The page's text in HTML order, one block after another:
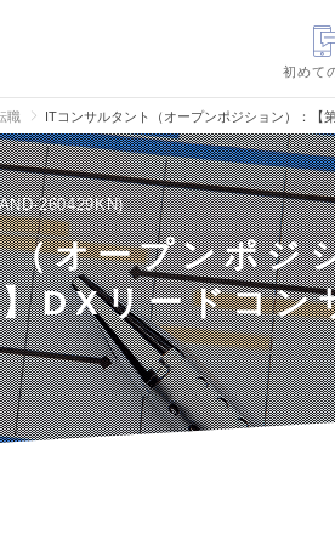
初めて
職 ITコンサルタント（オープンポジション）：【
260429KN
オープンポジ
DXリードコン